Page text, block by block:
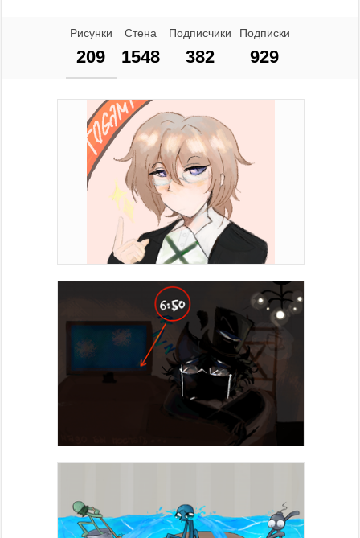
Рисунки
209
Стена
1548
Подписчики
382
Подписки
929